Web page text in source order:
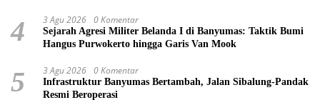
4 3 Agu 2026 0 Komentar
Sejarah Agresi Militer Belanda I di Banyumas: Taktik Bumi
Hangus Purwokerto hingga Garis Van Mook
5 3 Agu 2026 0 Komentar
Infrastruktur Banyumas Bertambah, Jalan Sibalung-Pandak
Resmi Beroperasi